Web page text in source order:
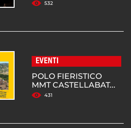
532
EVENTI
POLO FIERISTICO
MMT CASTELLABAT...
431